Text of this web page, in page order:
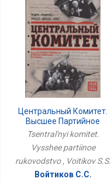
Центральный Комитет.
Высшее Партийное
Руководство
Tsentral'nyi komitet.
Vysshee partiinoe
rukovodstvo , Voitikov S.S.
Войтиков С.С.